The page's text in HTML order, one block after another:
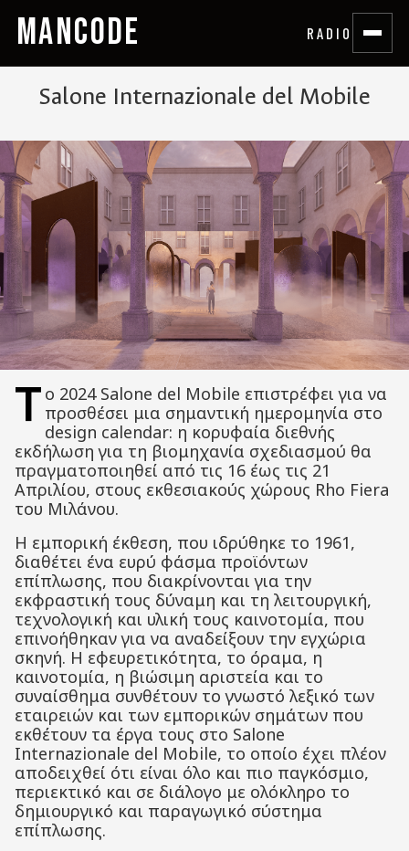
MANCODE RADIO
Salone Internazionale del Mobile
Τ ο 2024 Salone del Mobile επιστρέφει για να
προσθέσει μια σημαντική ημερομηνία στο
design calendar: η κορυφαία διεθνής
εκδήλωση για τη βιομηχανία σχεδιασμού θα
πραγματοποιηθεί από τις 16 έως τις 21
Απριλίου, στους εκθεσιακούς χώρους Rho Fiera
του Μιλάνου.
Η εμπορική έκθεση, που ιδρύθηκε το 1961,
διαθέτει ένα ευρύ φάσμα προϊόντων
επίπλωσης, που διακρίνονται για την
εκφραστική τους δύναμη και τη λειτουργική,
τεχνολογική και υλική τους καινοτομία, που
επινοήθηκαν για να αναδείξουν την εγχώρια
σκηνή. Η εφευρετικότητα, το όραμα, η
καινοτομία, η βιώσιμη αριστεία και το
συναίσθημα συνθέτουν το γνωστό λεξικό των
εταιρειών και των εμπορικών σημάτων που
εκθέτουν τα έργα τους στο Salone
Internazionale del Mobile, το οποίο έχει πλέον
αποδειχθεί ότι είναι όλο και πιο παγκόσμιο,
περιεκτικό και σε διάλογο με ολόκληρο το
δημιουργικό και παραγωγικό σύστημα
επίπλωσης.